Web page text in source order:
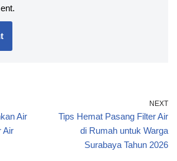
Air
Air
NEXT
Tips Hemat Pasang Filter Air
di Rumah untuk Warga
Surabaya Tahun 2026